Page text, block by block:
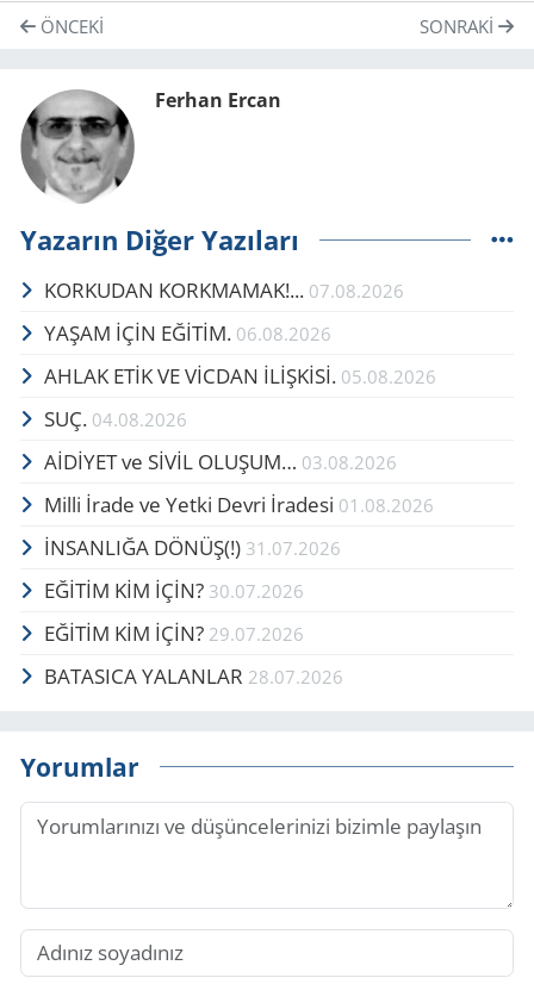
ÖNCEKI SONRAKI
Ferhan Ercan
Yazarın Diğer Yazıları
KORKUDAN KORKMAMAK!... 07.08.2026
YAŞAM İÇİN EĞİTİM. 06.08.2026
AHLAK ETİK VE VİCDAN İLİŞKİSİ. 05.08.2026
SUÇ. 04.08.2026
AİDİYET ve SİVİL OLUŞUM… 03.08.2026
Milli İrade ve Yetki Devri İradesi 01.08.2026
İNSANLIĞA DÖNÜŞ(!) 31.07.2026
EĞİTİM KİM İÇİN? 30.07.2026
EĞİTİM KİM İÇİN? 29.07.2026
BATASICA YALANLAR 28.07.2026
Yorumlar